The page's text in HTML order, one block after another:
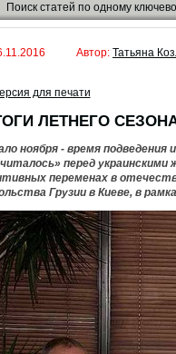
Поиск статей по одному
Автор: Татьяна
для печати
ЛЕТНЕГО
ноября - время подведения
перед
переменах в
Грузии в Киеве, в